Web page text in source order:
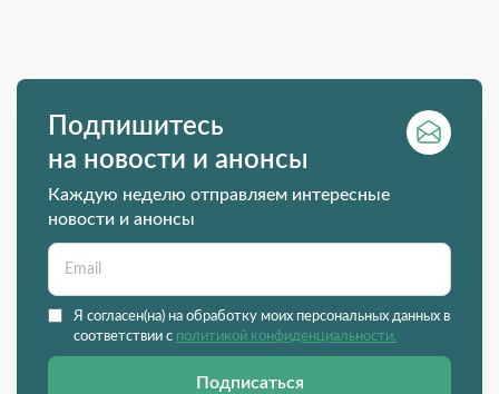
Подпишитесь
на новости и анонсы
Каждую неделю отправляем интересные
новости и анонсы
Я согласен(на) на обработку моих персональных данных в
соответствии с политикой конфиденциальности.
Подписаться